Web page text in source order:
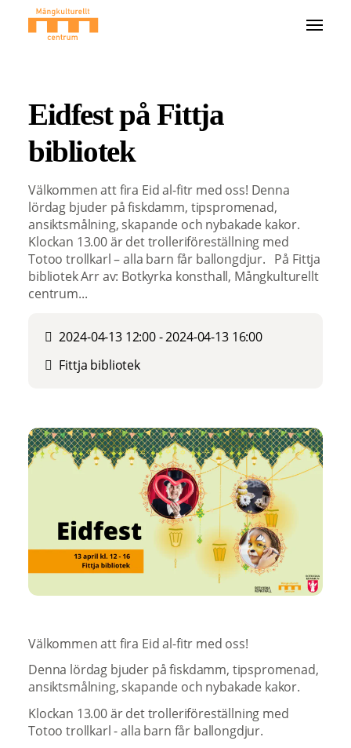
Eidfest på Fittja
bibliotek
Välkommen att fira Eid al-fitr med oss! Denna
lördag bjuder på fiskdamm, tipspromenad,
ansiktsmålning, skapande och nybakade kakor.
Klockan 13.00 är det trolleriföreställning med
Totoo trollkarl – alla barn får ballongdjur. På Fittja
bibliotek Arr av: Botkyrka konsthall, Mångkulturellt
centrum...
2024-04-13 12:00 - 2024-04-13 16:00
Fittja bibliotek
Välkommen att fira Eid al-fitr med oss!
Denna lördag bjuder på fiskdamm, tipspromenad,
ansiktsmålning, skapande och nybakade kakor.
Klockan 13.00 är det trolleriföreställning med
Totoo trollkarl - alla barn får ballongdjur.